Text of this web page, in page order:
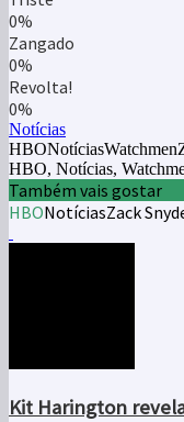
0%
Zangado
0%
Revolta!
0%
Notícias
HBO, Notícias,
Também vais gostar
HBONotíciasZack
Kit Harington